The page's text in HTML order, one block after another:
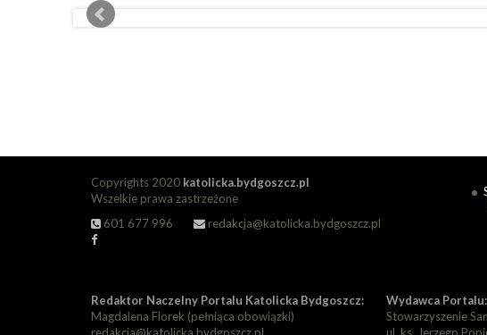
Copyrights 2020 katolicka.bydgoszcz.pl
Wszelkie prawa zastrzeżone
601 677 996
redakcja@katolicka.bydgoszcz.pl
Redaktor Naczelny Portalu Katolicka Bydgoszcz:
Magdalena Florek (pełniąca obowiązki)
redakcja@katolicka.bydgoszcz.pl
Wydawca Portalu:
Stowarzyszenie
ul. ks. Jerzego